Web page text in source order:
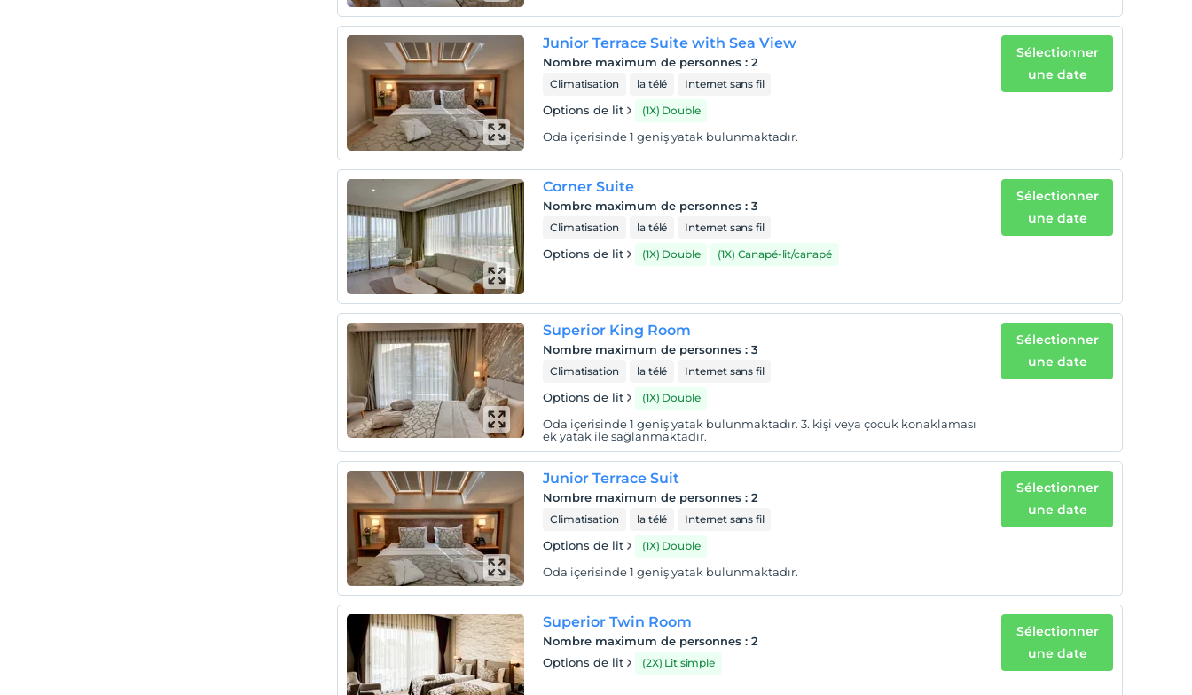
Junior Terrace Suite with Sea View
Nombre maximum de personnes :2
Climatisation la télé Internet sans fil
Options de lit (1X) Double
Oda içerisinde 1 geniş yatak bulunmaktadır.
Sélectionner
une date
Corner Suite
Nombre maximum de personnes :3
Climatisation la télé Internet sans fil
Options de lit (1X) Double (1X) Canapé-lit/canapé
Sélectionner
une date
Superior King Room
Nombre maximum de personnes :3
Climatisation la télé Internet sans fil
Options de lit (1X) Double
Oda içerisinde 1 geniş yatak bulunmaktadır. 3. kişi veya çocuk konaklaması
ek yatak ile sağlanmaktadır.
Sélectionner
une date
Junior Terrace Suit
Nombre maximum de personnes :2
Climatisation la télé Internet sans fil
Options de lit (1X) Double
Oda içerisinde 1 geniş yatak bulunmaktadır.
Sélectionner
une date
Superior Twin Room
Nombre maximum de personnes :2
Options de lit
(2X) Lit simple
Sélectionner
une date